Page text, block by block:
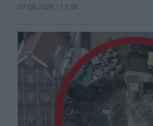
07.08.2026 / 17:05